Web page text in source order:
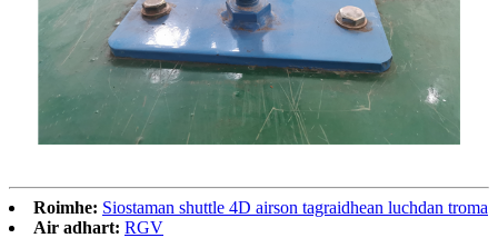
Roimhe: Siostaman shuttle 4D airson tagraidhean luchdan troma
Air adhart: RGV